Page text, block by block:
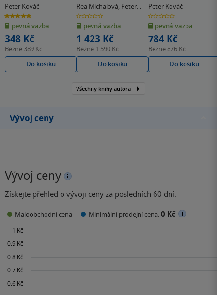
Peter Kováč
5.0
z
5
hvězdiček
pevná vazba
348 Kč
Běžně 389 Kč
Do košíku
Rea Michalová, Peter
Kováč
0.0
z
5
hvězdiček
pevná vazba
1 423 Kč
Běžně 1 590 Kč
Do košíku
Peter Kováč
0.0
z
5
hvězdiček
pevná vazba
784 Kč
Běžně 876 Kč
Do košíku
Všechny knihy autora
Vývoj ceny
Vývoj ceny
Získejte přehled o vývoji ceny za posledních 60 dní.
Maloobchodní cena Minimální prodejní cena:0 Kč